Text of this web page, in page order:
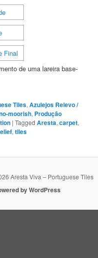
de uma larei­ra base­
Tiles,Azulejos Relevo /
moorish, Produção
|Tagged Aresta,carpet,
,tiles
Aresta Viva – Portuguese Tiles
by WordPress